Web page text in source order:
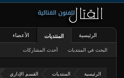
الرئيسية المنتديات القسم الإداري
الرئيسية المنتديات
البحث في المنتديات أحدث المشاركات
الأعضاء